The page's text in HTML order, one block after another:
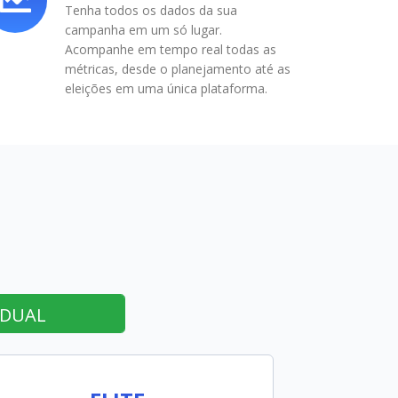
Tenha todos os dados da sua
campanha em um só lugar.
Acompanhe em tempo real todas as
métricas, desde o planejamento até as
eleições em uma única plataforma.